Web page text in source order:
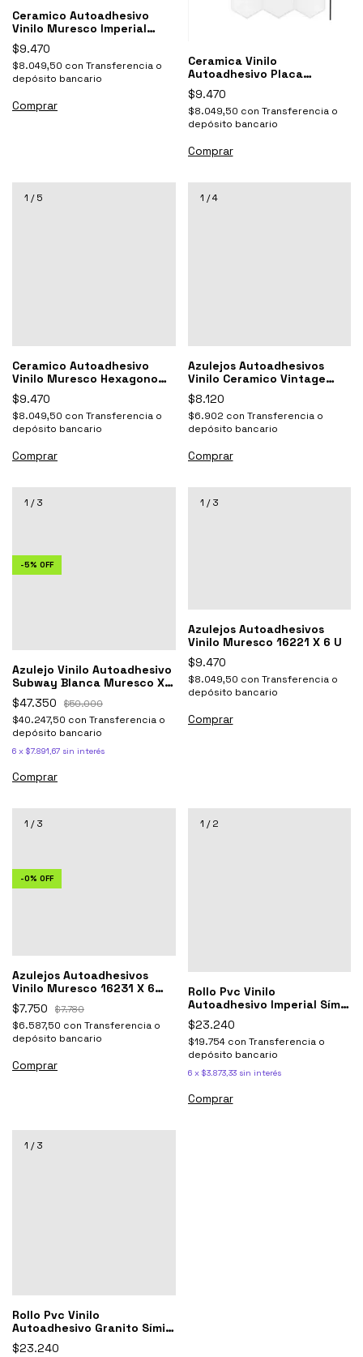
Ceramico Autoadhesivo
Vinilo Muresco Imperial
16671 Negro
$9.470
$8.049,50 con Transferencia o
depósito bancario
Ceramica Vinilo
Autoadhesivo Placa
Hexagonal Blanco Muresco
$9.470
$8.049,50 con Transferencia o
depósito bancario
1 /5
Ceramico Autoadhesivo
Vinilo Muresco Hexagono
Negro 16591
$9.470
$8.049,50 con Transferencia o
depósito bancario
1 /4
Azulejos Autoadhesivos
Vinilo Ceramico Vintage
Muresco
$8.120
$6.902 con Transferencia o
depósito bancario
1 /3
-5% OFF
Azulejo Vinilo Autoadhesivo
Subway Blanca Muresco X 5
Un.
$47.350 $50.000
$40.247,50 con Transferencia o
depósito bancario
6 x $7.891,67 sin interés
1 /3
Azulejos Autoadhesivos
Vinilo Muresco 16221 X 6 U
$9.470
$8.049,50 con Transferencia o
depósito bancario
1 /3
-0% OFF
Azulejos Autoadhesivos
Vinilo Muresco 16231 X 6
Unidades Color Azul
$7.750 $7.780
$6.587,50 con Transferencia o
depósito bancario
1 /2
Rollo Pvc Vinilo
Autoadhesivo Imperial Símil
Marmol Muresco X 10 Mts
$23.240
$19.754 con Transferencia o
depósito bancario
6 x $3.873,33 sin interés
1 /3
Rollo Pvc Vinilo
Autoadhesivo Granito Símil
Marmol Muresco X 10 Mts
$23.240